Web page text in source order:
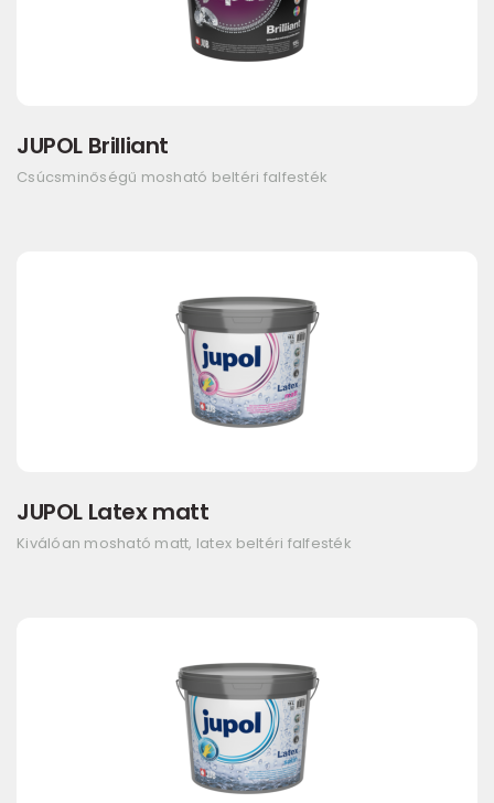
JUPOL Brilliant
Csúcsminőségű mosható beltéri falfesték
JUPOL Latex matt
Kiválóan mosható matt, latex beltéri falfesték